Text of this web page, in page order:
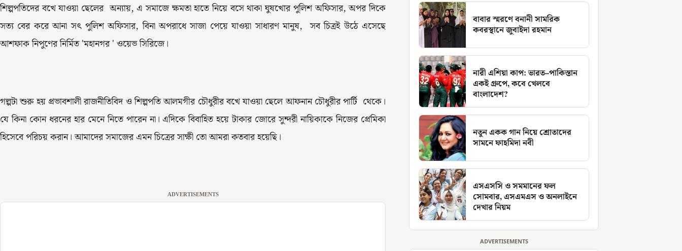
শিল্পপতিদের বখে যাওয়া ছেলের অন্যায়, এ সমাজে ক্ষমতা হাতে নিয়ে বসে থাকা ঘুষখোর পুলিশ অফিসার, অপর দিকে
সত্য বের করে আনা সৎ পুলিশ অফিসার, বিনা অপরাধে সাজা পেয়ে যাওয়া সাধারণ মানুষ, সব চিত্রই উঠে এসেছে
আশফাক নিপুণের নির্মিত 'মহানগর ' ওয়েভ সিরিজে।
গল্পটা শুরু হয় প্রভাবশালী রাজনীতিবিদ ও শিল্পপতি আলমগীর চৌধুরীর বখে যাওয়া ছেলে আফনান চৌধুরীর পার্টি থেকে।
যে কিনা কোন ধরনের হার মেনে নিতে পারেন না। এদিকে বিবাহিত হয়ে টাকার জোরে সুন্দরী নায়িকাকে নিজের প্রেমিকা
হিসেবে পরিচয় করান। আমাদের সমাজের এমন চিত্রের সাক্ষী তো আমরা কতবার হয়েছি।
ADVERTISEMENTS
বাবার স্মরণে বনানী সামরিক
কবরস্থানে জুবাইদা রহমান
নারী এশিয়া কাপ: ভারত–পাকিস্তান
একই গ্রুপে, কবে খেলবে
বাংলাদেশ?
নতুন একক গান নিয়ে শ্রোতাদের
সামনে ফাহমিদা নবী
এসএসসি ও সমমানের ফল
সোমবার, এসএমএস ও অনলাইনে
দেখার নিয়ম
ADVERTISEMENTS